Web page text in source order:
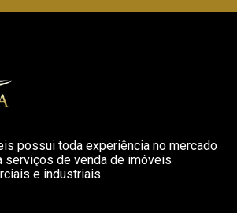
possui toda experiência no mercado
serviços de venda de imóveis
e industriais.